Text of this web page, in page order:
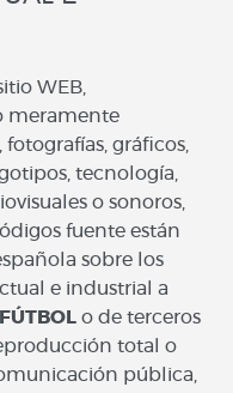
WEB,
meramente
gráficos,
tecnología,
o sonoros,
fuente están
sobre los
e industrial a
o de terceros
total o
pública,